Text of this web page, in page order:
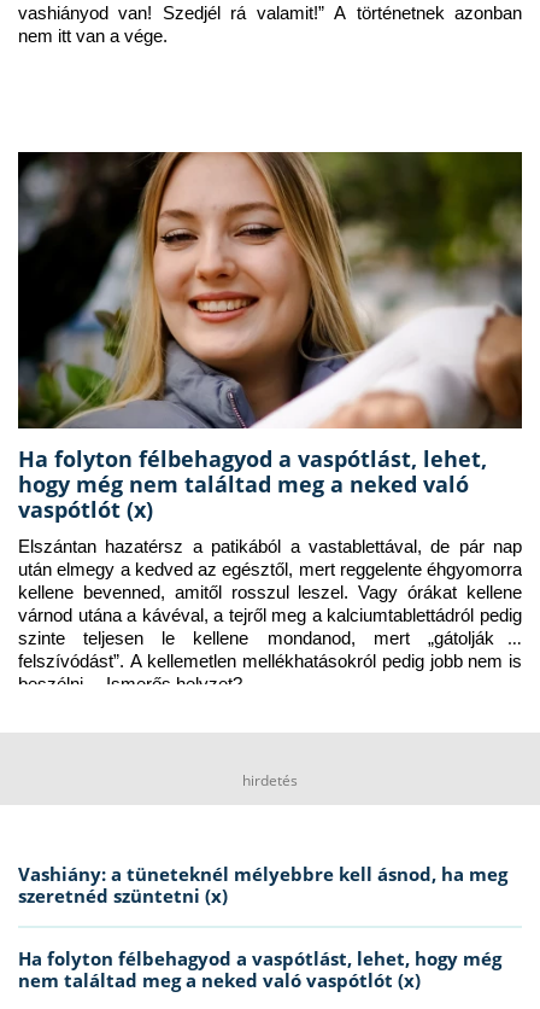
vashiányod van! Szedjél rá valamit!” A történetnek azonban
nem itt van a vége.
Ha folyton félbehagyod a vaspótlást, lehet,
hogy még nem találtad meg a neked való
vaspótlót (x)
Elszántan hazatérsz a patikából a vastablettával, de pár nap
után elmegy a kedved az egésztől, mert reggelente éhgyomorra
kellene bevenned, amitől rosszul leszel. Vagy órákat kellene
várnod utána a kávéval, a tejről meg a kalciumtablettádról pedig
szinte teljesen le kellene mondanod, mert „gátolják a
felszívódást”. A kellemetlen mellékhatásokról pedig jobb nem is
beszélni… Ismerős helyzet?
hirdetés
Vashiány: a tüneteknél mélyebbre kell ásnod, ha meg
szeretnéd szüntetni (x)
Ha folyton félbehagyod a vaspótlást, lehet, hogy még
nem találtad meg a neked való vaspótlót (x)